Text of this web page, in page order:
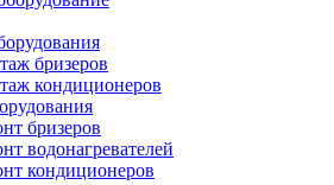
бризеров
кондиционеров
бризеров
водонагревателей
кондиционеров